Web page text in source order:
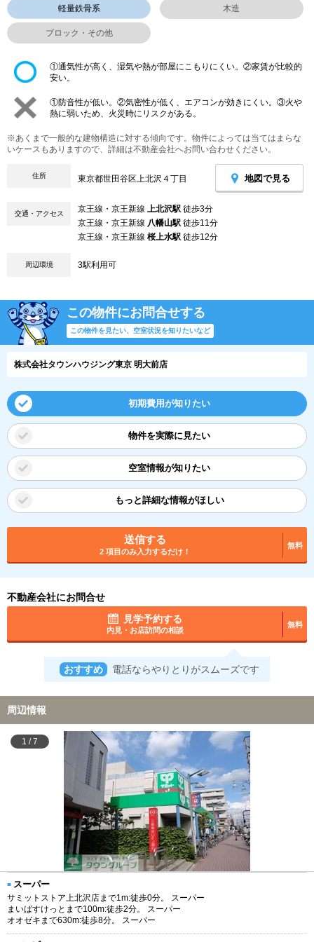
軽量鉄骨系 木造
ブロック・その他
①通気性が高く、湿気や熱が部屋にこもりにくい。②家賃が比較的
安い。
①防音性が低い。②気密性が低く、エアコンが効きにくい。③火や
熱に弱いため、火災時にリスクがある。
※あくまで一般的な建物構造に対する傾向です。物件によっては当てはまらな
いケースもありますので、詳細は不動産会社へお問い合わせください。
住所 東京都世田谷区上北沢４丁目 地図で見る
交通・アクセス 京王線・京王新線 上北沢駅 徒歩3分
京王線・京王新線 八幡山駅 徒歩11分
京王線・京王新線 桜上水駅 徒歩12分
周辺環境 3駅利用可
この物件にお問合せする
この物件を見たい、空室状況を知りたいなど
株式会社タウンハウジング東京 明大前店
初期費用が知りたい
物件を実際に見たい
空室情報が知りたい
もっと詳細な情報がほしい
送信する
2 項目のみ入力するだけ！
無料
不動産会社にお問合せ
見学予約する
内見・お店訪問の相談
無料
おすすめ 電話ならやりとりがスムーズです
周辺情報
1 /7
スーパー
サミットストア上北沢店まで1m:徒歩0分。 スーパー
まいばすけっとまで100m:徒歩2分。 スーパー
オオゼキまで630m:徒歩8分。 スーパー